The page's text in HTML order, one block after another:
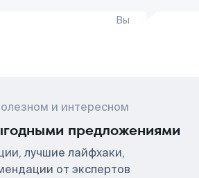
Вы
и интересном
предложениями
лучшие лайфхаки,
от экспертов